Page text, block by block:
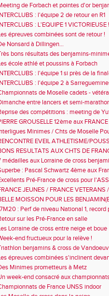
de Forbach et pointes d'or
: l'équipe 2 de retour en R1
: L'EQUIPE 1 VICTORIEUSE !
épreuves combinées sont de retour !
Nonsard à Dillingen...
bons résultats des benjamins-
école athlé et poussins à Forbach
: l'équipe 1 si près de la
: l'équipe 2 à
de Moselle cadets -
entre lancers et semi-
des compétitions : meeting de
GROUSELLE 12ème aux
Minimes / Chts de Moselle
EVEIL ATHLETISME/
RESULTATS AUX CHTS DE
médailles aux Lorraine de cross
: Pascal Schwartz 4ème aux
Pré-France de cross pour
JEUNES / FRANCE VETERANS
MOISSON POUR LES
: Perf de niveau National 1,
Elite et record de Moselle pour
sur les Pré-France en salle
Lorraine de cross entre neige et boue
end fructueux pour la relève !
benjamins & cross de
épreuves combinées s'inclinent
Minimes prometteurs à Metz
week-end consacré aux
de France UNSS indoor